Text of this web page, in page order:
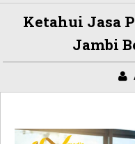
Ketahui Jasa
Jambi